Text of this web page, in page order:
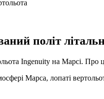
політ
Ingenuity на Марсі. Про
Марса, лопаті